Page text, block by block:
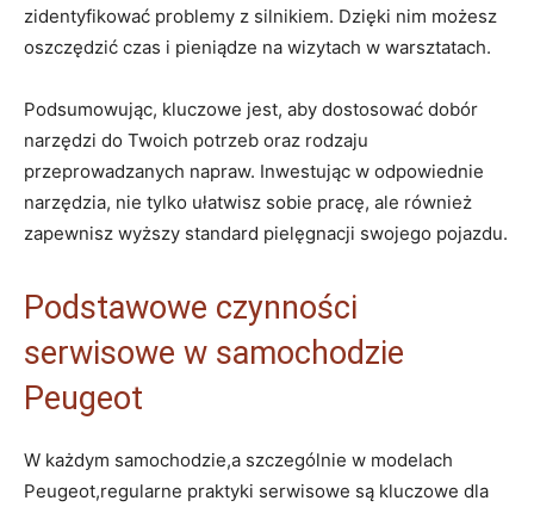
zidentyfikować problemy z silnikiem. Dzięki nim możesz
oszczędzić czas i pieniądze na wizytach w warsztatach.
Podsumowując, kluczowe jest, aby dostosować dobór
narzędzi do Twoich potrzeb oraz rodzaju
przeprowadzanych napraw. Inwestując w odpowiednie
narzędzia, nie tylko ułatwisz sobie pracę, ale również
zapewnisz wyższy standard pielęgnacji swojego pojazdu.
Podstawowe czynności
serwisowe w samochodzie
Peugeot
W każdym samochodzie,a szczególnie w modelach
Peugeot,regularne praktyki serwisowe są kluczowe dla